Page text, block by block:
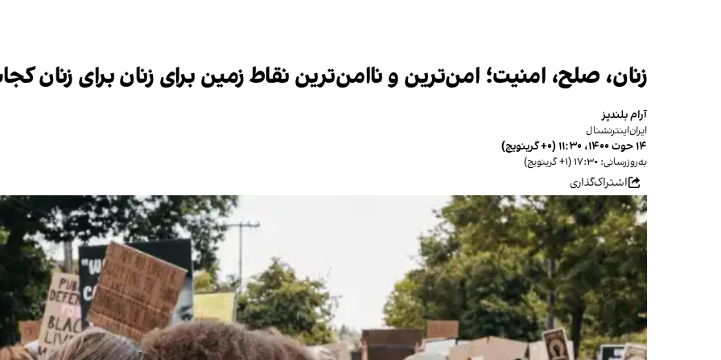
زنان، صلح، امنیت؛ امن‌‌ترین و ناامن‌ترین نقاط زمین برای زنان برای زنان
آرام بلندپز
ایران‌اینترنشنال
۱۴ حوت ۱۴۰۰، ۱۱:۳۰ (‎+۰ گرینویچ)
به‌روزرسانی: ۱۷:۳۰ (‎+۱ گرینویچ)
اشتراک‌گذاری